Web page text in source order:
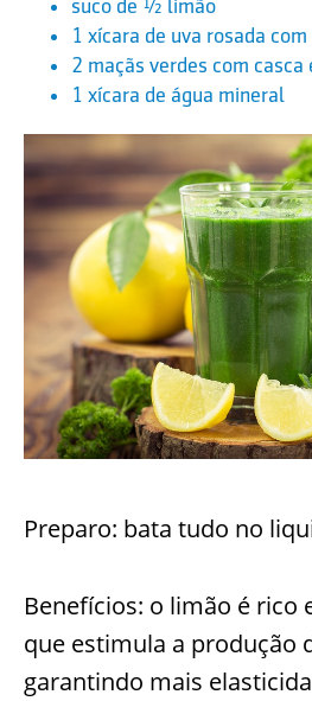
suco de ½ limão
1 xícara de uva rosada com
2 maçãs verdes com casca
1 xícara de água mineral
Preparo: bata tudo no
Benefícios: o limão é rico
que estimula a produção
garantindo mais